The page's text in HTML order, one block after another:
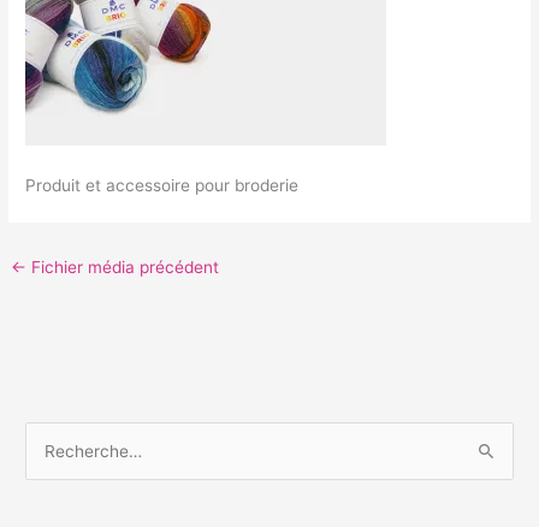
Produit et accessoire pour broderie
← Fichier média précédent